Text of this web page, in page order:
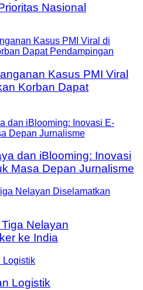
Nasional
Kasus PMI Viral
Korban Dapat
dan iBlooming: Inovasi
Masa Depan Jurnalisme
Nelayan
ke India
Logistik